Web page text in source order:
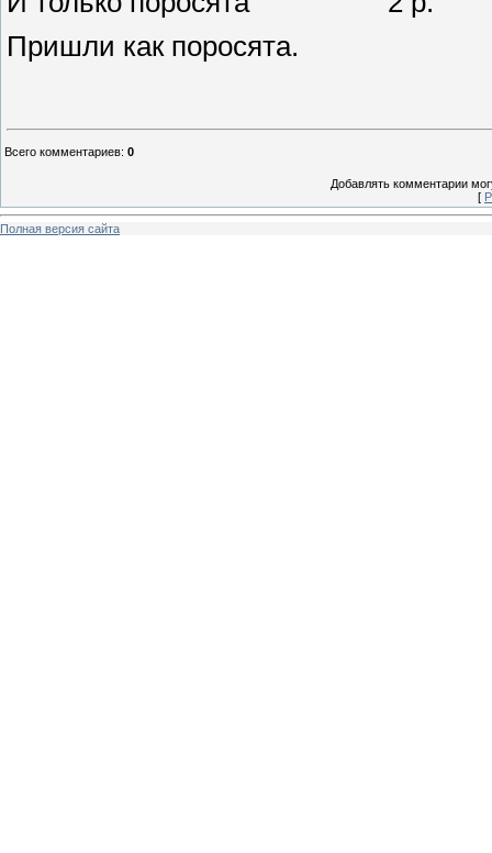
Пришли как поросята.
Всего комментариев: 0
Добавлять комментарии
[
Полная версия сайта